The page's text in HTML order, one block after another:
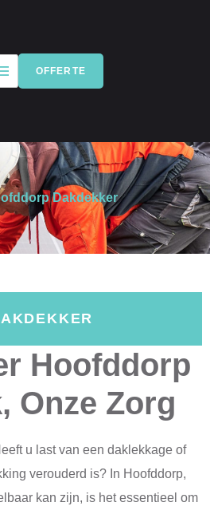
OFFERTE
Dakdekker
Hoofddorp
Onze Zorg
u last van een daklekkage of
verouderd is? In Hoofddorp,
kan zijn, is het essentieel om